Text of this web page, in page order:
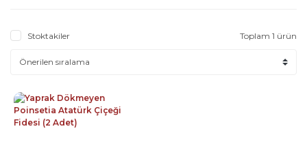
Stoktakiler Toplam 1 ürün